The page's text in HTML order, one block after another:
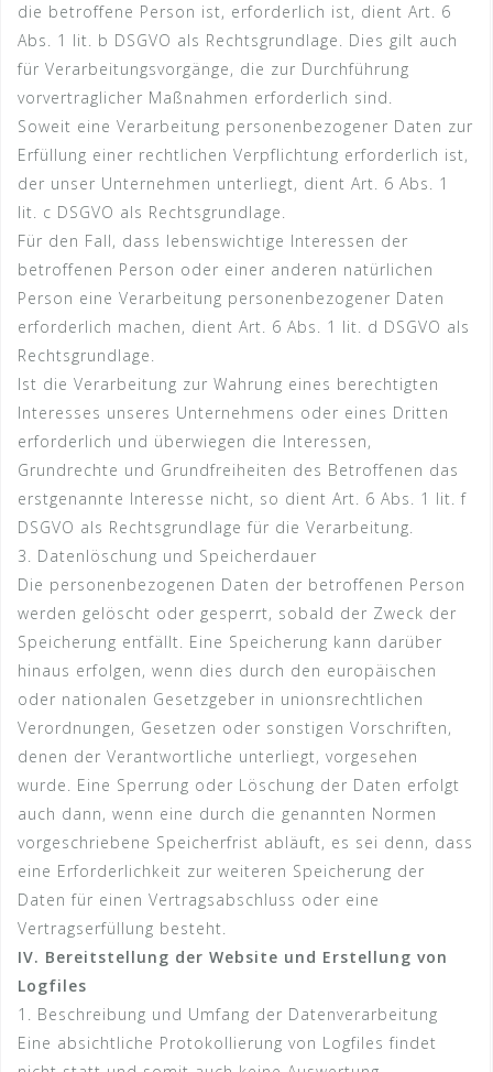
die betroffene Person ist, erforderlich ist, dient Art. 6
Abs. 1 lit. b DSGVO als Rechtsgrundlage. Dies gilt auch
für Verarbeitungsvorgänge, die zur Durchführung
vorvertraglicher Maßnahmen erforderlich sind.
Soweit eine Verarbeitung personenbezogener Daten zur
Erfüllung einer rechtlichen Verpflichtung erforderlich ist,
der unser Unternehmen unterliegt, dient Art. 6 Abs. 1
lit. c DSGVO als Rechtsgrundlage.
Für den Fall, dass lebenswichtige Interessen der
betroffenen Person oder einer anderen natürlichen
Person eine Verarbeitung personenbezogener Daten
erforderlich machen, dient Art. 6 Abs. 1 lit. d DSGVO als
Rechtsgrundlage.
Ist die Verarbeitung zur Wahrung eines berechtigten
Interesses unseres Unternehmens oder eines Dritten
erforderlich und überwiegen die Interessen,
Grundrechte und Grundfreiheiten des Betroffenen das
erstgenannte Interesse nicht, so dient Art. 6 Abs. 1 lit. f
DSGVO als Rechtsgrundlage für die Verarbeitung.
3. Datenlöschung und Speicherdauer
Die personenbezogenen Daten der betroffenen Person
werden gelöscht oder gesperrt, sobald der Zweck der
Speicherung entfällt. Eine Speicherung kann darüber
hinaus erfolgen, wenn dies durch den europäischen
oder nationalen Gesetzgeber in unionsrechtlichen
Verordnungen, Gesetzen oder sonstigen Vorschriften,
denen der Verantwortliche unterliegt, vorgesehen
wurde. Eine Sperrung oder Löschung der Daten erfolgt
auch dann, wenn eine durch die genannten Normen
vorgeschriebene Speicherfrist abläuft, es sei denn, dass
eine Erforderlichkeit zur weiteren Speicherung der
Daten für einen Vertragsabschluss oder eine
Vertragserfüllung besteht.
IV. Bereitstellung der Website und Erstellung von
Logfiles
1. Beschreibung und Umfang der Datenverarbeitung
Eine absichtliche Protokollierung von Logfiles findet